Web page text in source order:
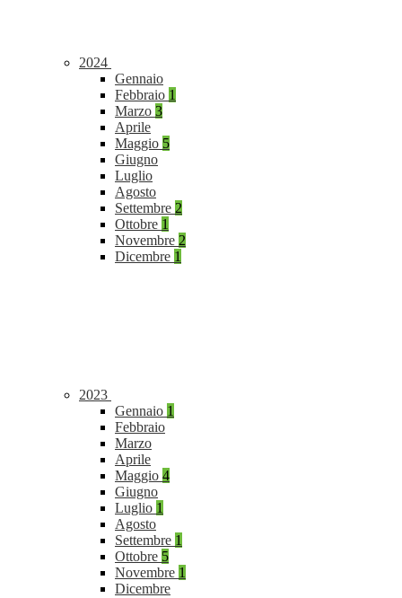
2024
Gennaio
Febbraio 1
Marzo 3
Aprile
Maggio 5
Giugno
Luglio
Agosto
Settembre 2
Ottobre 1
Novembre 2
Dicembre 1
2023
Gennaio 1
Febbraio
Marzo
Aprile
Maggio 4
Giugno
Luglio 1
Agosto
Settembre 1
Ottobre 5
Novembre 1
Dicembre